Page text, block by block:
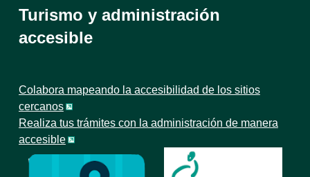
Turismo y administración
accesible
Colabora mapeando la accesibilidad de los sitios
cercanos
Realiza tus trámites con la administración de manera
accesible